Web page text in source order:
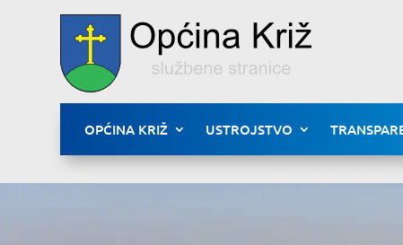
OPĆINA KRIŽ USTROJSTVO